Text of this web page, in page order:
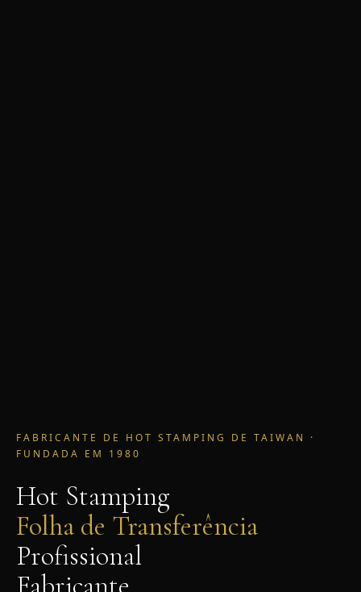
FABRICANTE DE HOT STAMPING DE TAIWAN ·
FUNDADA EM 1980
Hot Stamping
Folha de Transferência
Profissional